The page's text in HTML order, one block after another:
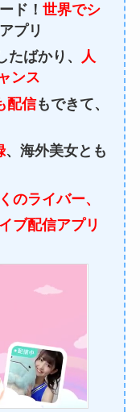
ド！ 世界でシ
プリ
ばかり、
人
ンス
配信もできて、
、海外美女とも
のライバー、
ブ配信アプリ